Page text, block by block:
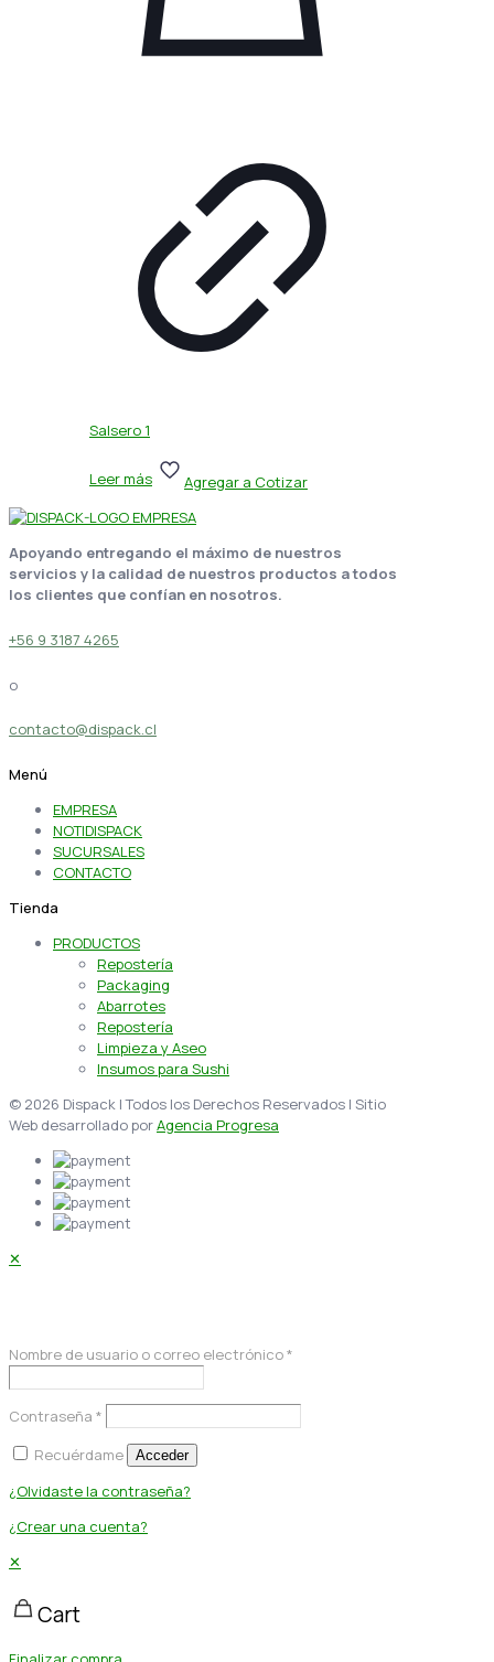
Salsero 1
Leer más Agregar a Cotizar
Apoyando entregando el máximo de nuestros
servicios y la calidad de nuestros productos a todos
los clientes que confían en nosotros.
+56 9 3187 4265
o
contacto@dispack.cl
Menú
EMPRESA
NOTIDISPACK
SUCURSALES
CONTACTO
Tienda
PRODUCTOS
Repostería
Packaging
Abarrotes
Repostería
Limpieza y Aseo
Insumos para Sushi
© 2026 Dispack | Todos los Derechos Reservados | Sitio
Web desarrollado porAgencia Progresa
✕
Nombre de usuario o correo electrónico*
Contraseña *
Recuérdame
Acceder
¿Olvidaste la contraseña?
¿Crear una cuenta?
✕
Cart